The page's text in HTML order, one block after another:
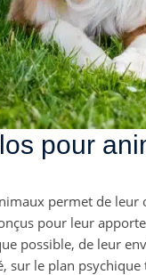
pour
permet de
pour leur
possible, de leur
sur le plan